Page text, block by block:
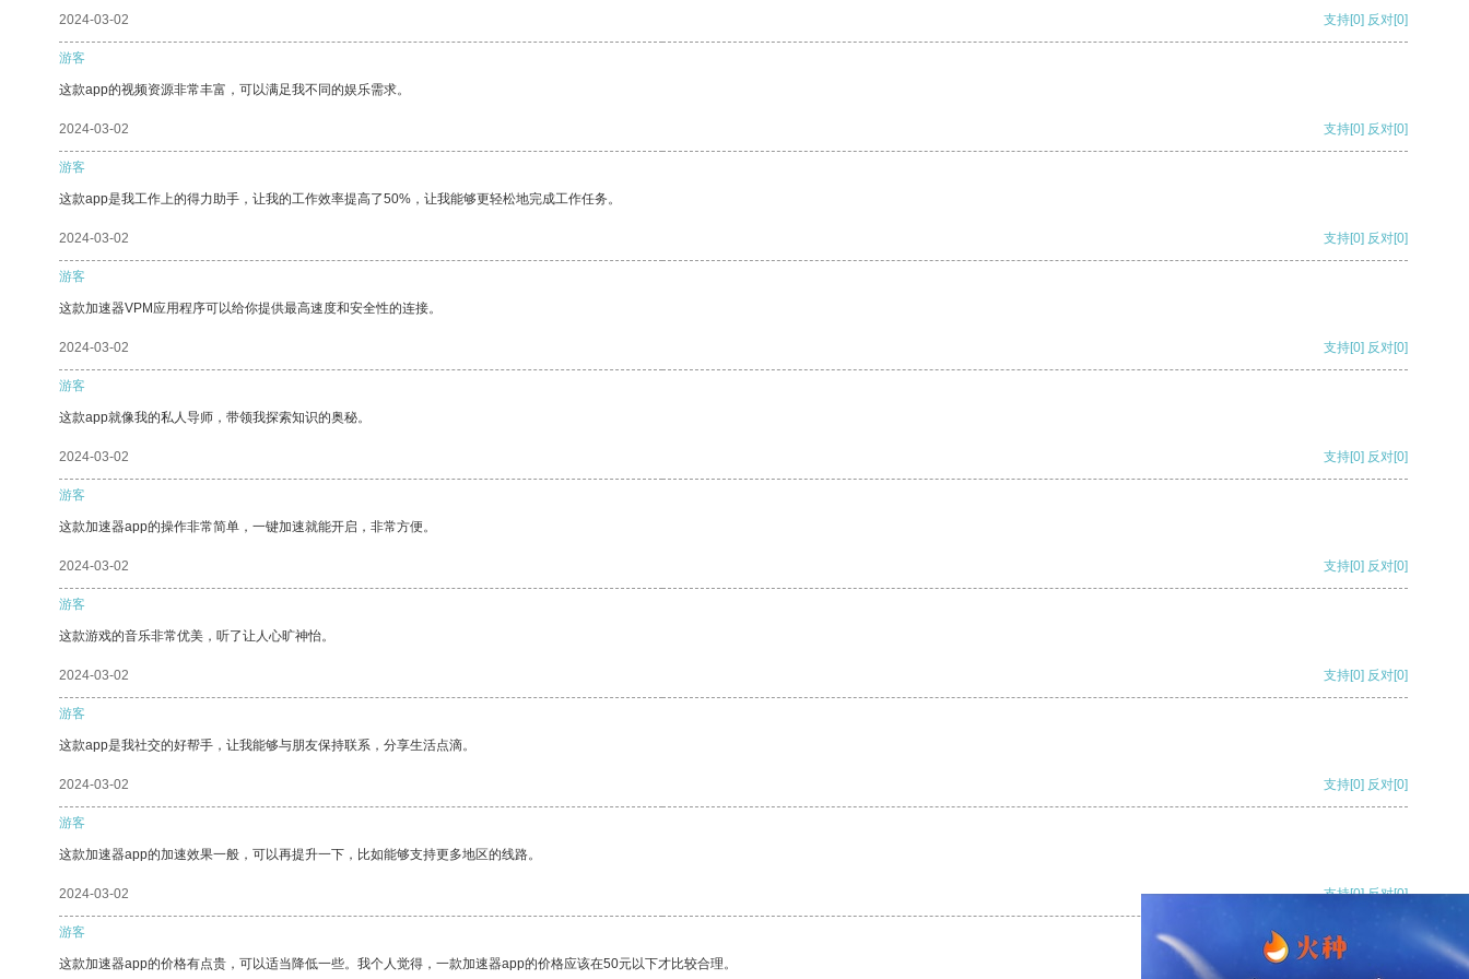
2024-03-02 支持[0] 反对[0]
游客
这款app的视频资源非常丰富，可以满足我不同的娱乐需求。
2024-03-02 支持[0] 反对[0]
游客
这款app是我工作上的得力助手，让我的工作效率提高了50%，让我能够更轻松地完成工作任务。
2024-03-02 支持[0] 反对[0]
游客
这款加速器VPM应用程序可以给你提供最高速度和安全性的连接。
2024-03-02 支持[0] 反对[0]
游客
这款app就像我的私人导师，带领我探索知识的奥秘。
2024-03-02 支持[0] 反对[0]
游客
这款加速器app的操作非常简单，一键加速就能开启，非常方便。
2024-03-02 支持[0] 反对[0]
游客
这款游戏的音乐非常优美，听了让人心旷神怡。
2024-03-02 支持[0] 反对[0]
游客
这款app是我社交的好帮手，让我能够与朋友保持联系，分享生活点滴。
2024-03-02 支持[0] 反对[0]
游客
这款加速器app的加速效果一般，可以再提升一下，比如能够支持更多地区的线路。
2024-03-02 支持[0] 反对[0]
游客
这款加速器app的价格有点贵，可以适当降低一些。我个人觉得，一款加速器app的价格应该在50元以下才比较合理。